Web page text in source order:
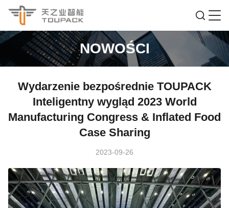
NOWOŚCI
Wydarzenie bezpośrednie TOUPACK
Inteligentny wygląd 2023 World
Manufacturing Congress & Inflated Food
Case Sharing
2023-09-26